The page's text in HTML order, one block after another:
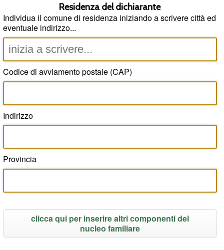
Residenza del dichiarante
Individua il comune di residenza iniziando a scrivere città ed
eventuale indirizzo...
Codice di avviamento postale (CAP)
Indirizzo
Provincia
clicca qui per inserire altri componenti del
nucleo familiare